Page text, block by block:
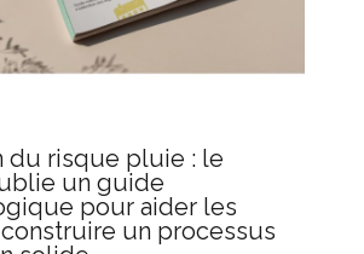
du risque pluie : le
un guide
pour aider les
un processus